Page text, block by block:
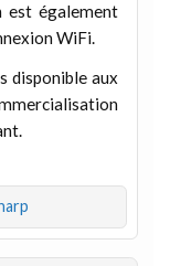
est également
WiFi.
disponible aux